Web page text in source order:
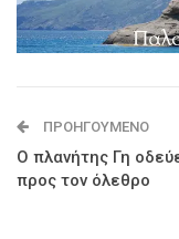
ΠΡΟΗΓΟΎΜΕΝΟ
Ο πλανήτης Γη
προς τον όλεθρο